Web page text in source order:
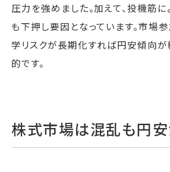
圧力を強めました。加えて、投機筋
も下押し要因となっています。市場
学リスクが長期化すれば円安傾向が
的です。
株式市場は混乱も円